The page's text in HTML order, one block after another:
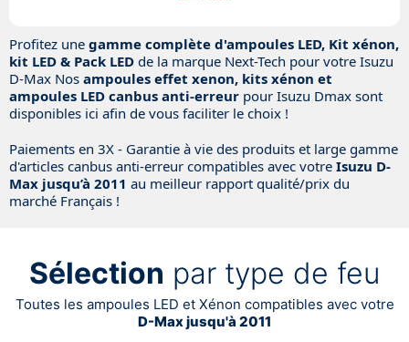
Profitez une gamme complète d'ampoules LED, Kit xénon,
kit LED & Pack LED de la marque Next-Tech pour votre Isuzu
D-Max Nos ampoules effet xenon, kits xénon et
ampoules LED canbus anti-erreur pour Isuzu Dmax sont
disponibles ici afin de vous faciliter le choix !
Paiements en 3X - Garantie à vie des produits et large gamme
d'articles canbus anti-erreur compatibles avec votre Isuzu D-
Max jusqu’à 2011 au meilleur rapport qualité/prix du
marché Français !
Sélection par type de feu
Toutes les ampoules LED et Xénon compatibles avec votre
D-Max jusqu'à 2011